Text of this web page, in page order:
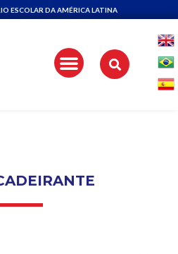
ESCOLAR DA AMÉRICA LATINA